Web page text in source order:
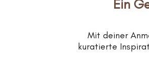
Ein
Mit deiner
kuratierte